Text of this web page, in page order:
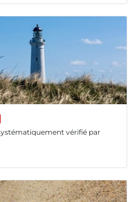
vérifié par